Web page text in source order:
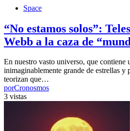
Space
“No estamos solos”:
Webb a la caza de
En nuestro vasto universo, que contiene
inimaginablemente grande de estrellas y
teorizan que…
porCronosmos
3 vistas